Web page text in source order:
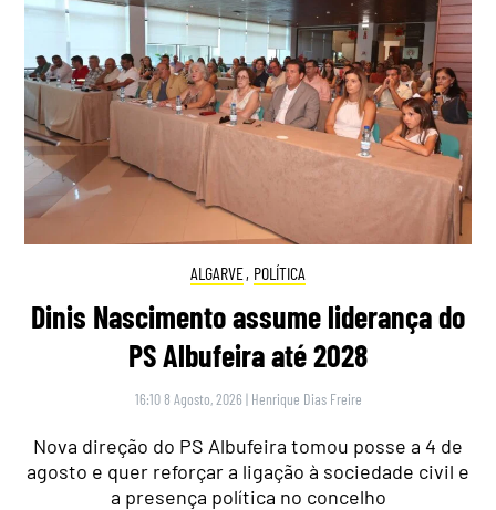
ALGARVE, POLÍTICA
Dinis Nascimento assume liderança do
PS Albufeira até 2028
16:10 8 Agosto, 2026 | Henrique Dias Freire
Nova direção do PS Albufeira tomou posse a 4 de
agosto e quer reforçar a ligação à sociedade civil e
a presença política no concelho